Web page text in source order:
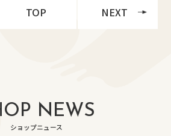
TOP NEXT
NEWS
ショップニュース